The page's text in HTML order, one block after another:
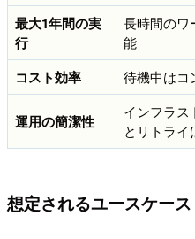
最大1年間の実
行
長時間のワ
能
コスト効率 待機中はコ
運用の簡潔性
インフラス
とリトライ
想定されるユースケース